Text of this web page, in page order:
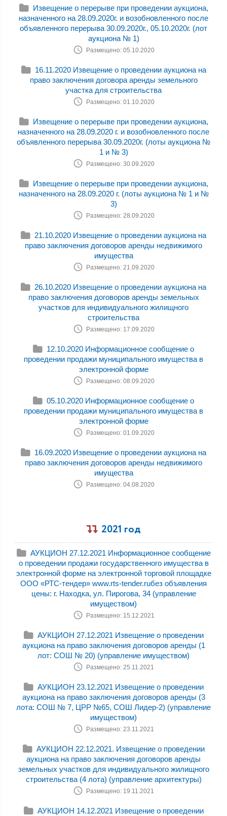
Извещение о перерыве при проведении аукциона,
назначенного на 28.09.2020г. и возобновленного после
объявленного перерыва 30.09.2020г., 05.10.2020г. (лот
аукциона № 1)
Размещено: 05.10.2020
16.11.2020 Извещение о проведении аукциона на
право заключения договора аренды земельного
участка для строительства
Размещено: 01.10.2020
Извещение о перерыве при проведении аукциона,
назначенного на 28.09.2020 г. и возобновленного после
объявленного перерыва 30.09.2020г. (лоты аукциона №
1 и № 3)
Размещено: 30.09.2020
Извещение о перерыве при проведении аукциона,
назначенного на 28.09.2020 г. (лоты аукциона № 1 и №
3)
Размещено: 28.09.2020
21.10.2020 Извещение о проведении аукциона на
право заключения договоров аренды недвижимого
имущества
Размещено: 21.09.2020
26.10.2020 Извещение о проведении аукциона на
право заключения договоров аренды земельных
участков для индивидуального жилищного
строительства
Размещено: 17.09.2020
12.10.2020 Информационное сообщение о
проведении продажи муниципального имущества в
электронной форме
Размещено: 08.09.2020
05.10.2020 Информационное сообщение о
проведении продажи муниципального имущества в
электронной форме
Размещено: 01.09.2020
16.09.2020 Извещение о проведении аукциона на
право заключения договоров аренды недвижимого
имущества
Размещено: 04.08.2020
2021 год
АУКЦИОН 27.12.2021 Информационное сообщение
о проведении продажи государственного имущества в
электронной форме на электронной торговой площадке
ООО «РТС-тендер» www.rts-tender.ruбез объявления
цены: г. Находка, ул. Пирогова, 34 (управление
имуществом)
Размещено: 15.12.2021
АУКЦИОН 27.12.2021 Извещение о проведении
аукциона на право заключения договоров аренды (1
лот: СОШ № 20) (управление имуществом)
Размещено: 25.11.2021
АУКЦИОН 23.12.2021 Извещение о проведении
аукциона на право заключения договоров аренды (3
лота: СОШ № 7, ЦРР №65, СОШ Лидер-2) (управление
имуществом)
Размещено: 23.11.2021
АУКЦИОН 22.12.2021. Извещение о проведении
аукциона на право заключения договоров аренды
земельных участков для индивидуального жилищного
строительства (4 лота) (управление архитектуры)
Размещено: 19.11.2021
АУКЦИОН 14.12.2021 Извещение о проведении